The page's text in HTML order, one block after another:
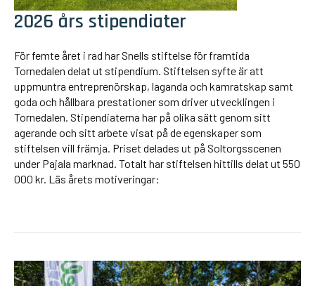
2026 års stipendiater
För femte året i rad har Snells stiftelse för framtida
Tornedalen delat ut stipendium. Stiftelsen syfte är att
uppmuntra entreprenörskap, laganda och kamratskap samt
goda och hållbara prestationer som driver utvecklingen i
Tornedalen. Stipendiaterna har på olika sätt genom sitt
agerande och sitt arbete visat på de egenskaper som
stiftelsen vill främja. Priset delades ut på Soltorgsscenen
under Pajala marknad. Totalt har stiftelsen hittills delat ut 550
000 kr. Läs årets motiveringar: